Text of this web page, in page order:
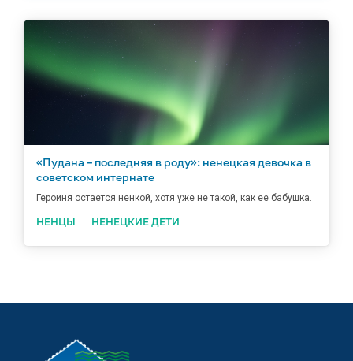
«Пудана – последняя в роду»: ненецкая девочка в
советском интернате
Героиня остается ненкой, хотя уже не такой, как ее бабушка.
НЕНЦЫ НЕНЕЦКИЕ ДЕТИ